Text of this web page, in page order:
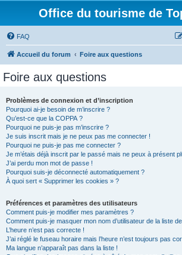
Office du tourisme de
FAQ
Accueil du forum Foire aux questions
Foire aux questions
Problèmes de connexion et d’inscription
Pourquoi ai-je besoin de m’inscrire ?
Qu’est-ce que la COPPA ?
Pourquoi ne puis-je pas m’inscrire ?
Je suis inscrit mais je ne peux pas me connecter !
Pourquoi ne puis-je pas me connecter ?
Je m’étais déjà inscrit par le passé mais ne peux à présent
J’ai perdu mon mot de passe !
Pourquoi suis-je déconnecté automatiquement ?
À quoi sert « Supprimer les cookies » ?
Préférences et paramètres des utilisateurs
Comment puis-je modifier mes paramètres ?
Comment puis-je masquer mon nom d’utilisateur de la liste
L’heure n’est pas correcte !
J’ai réglé le fuseau horaire mais l’heure n’est toujours pas
Ma langue n’apparaît pas dans la liste !